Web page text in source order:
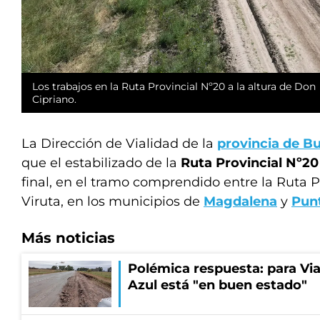
Los trabajos en la Ruta Provincial Nº20 a la altura de Don
Cipriano.
La Dirección de Vialidad de la provincia de
que el estabilizado de la Ruta Provincial Nº20
final, en el tramo comprendido entre la Ruta
Viruta, en los municipios de Magdalena y
Más noticias
Polémica respuesta: para
Azul está "en buen estado"